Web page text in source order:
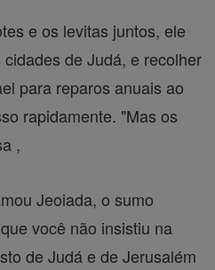
e os levitas juntos, ele
de Judá, e recolher
para reparos anuais ao
rapidamente. "Mas os
,
Jeoiada, o sumo
você não insistiu na
de Judá e de Jerusalém